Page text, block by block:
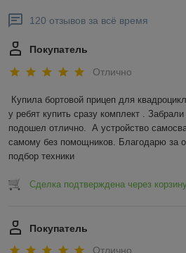
120 отзывов за всё время
Покупатель
Отлично
Купила бортовой прицеп для
у ребят купить сразу комплект . Забрали
подошел отлично.  А устройство
самому без помощников. Благодарю за
подбор техники
Сделка подтверждена через
Покупатель
Отлично